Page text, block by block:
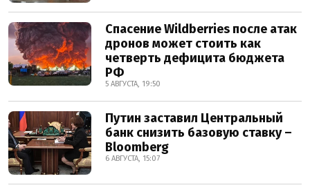
Спасение Wildberries после атак
дронов может стоить как
четверть дефицита бюджета
РФ
5 АВГУСТА, 19:50
Путин заставил Центральный
банк снизить базовую ставку –
Bloomberg
6 АВГУСТА, 15:07